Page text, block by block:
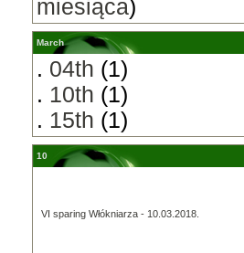
miesiąca)
March
. 04th (1)
. 10th (1)
. 15th (1)
10
VI sparing Włókniarza - 10.03.2018.